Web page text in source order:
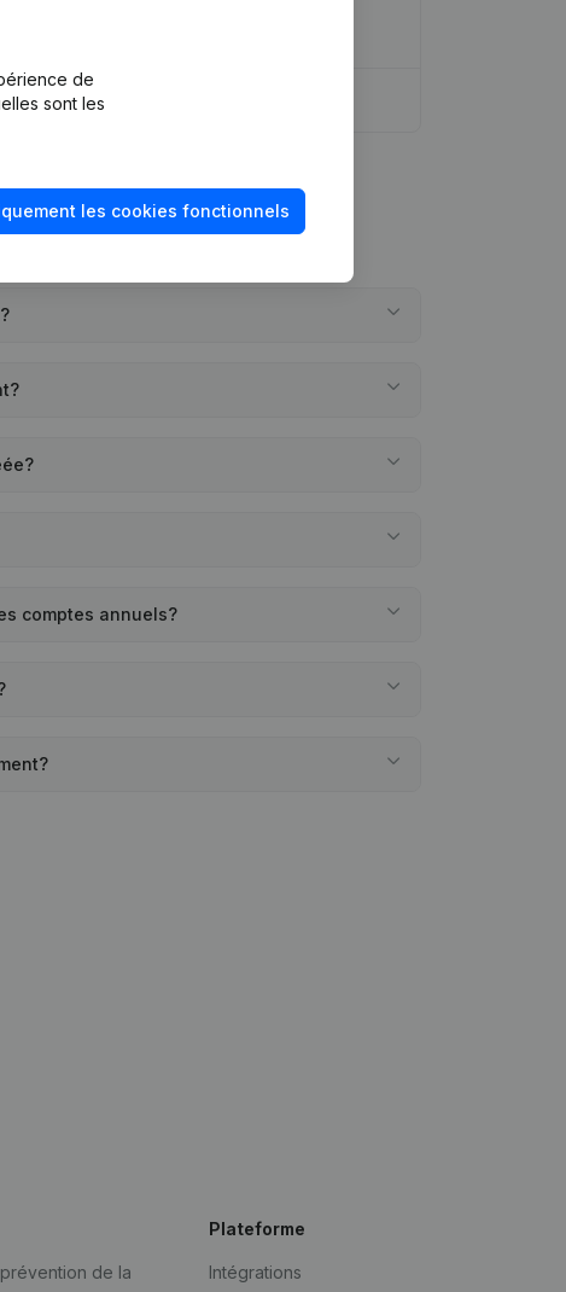
- Capital - Actions - Demissions -
comptes annuels?
de
sont les
les cookies fonctionnels
de la
Plateforme
Intégrations